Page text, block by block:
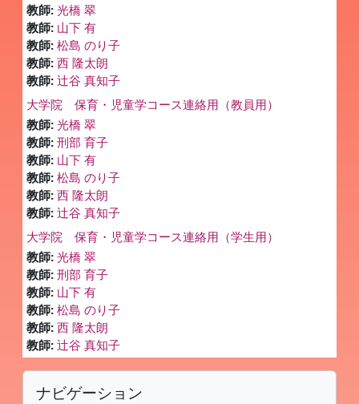
教師: 光橋 翠
教師: 山下 有
教師: 松島 のり子
教師: 西 隆太朗
教師: 辻谷 真知子
大学院 保育・児童学コース連絡用（教員用）
教師: 光橋 翠
教師: 刑部 育子
教師: 山下 有
教師: 松島 のり子
教師: 西 隆太朗
教師: 辻谷 真知子
大学院 保育・児童学コース連絡用（学生用）
教師: 光橋 翠
教師: 刑部 育子
教師: 山下 有
教師: 松島 のり子
教師: 西 隆太朗
教師: 辻谷 真知子
ブロック
ナビゲーション をスキップする
ナビゲーション